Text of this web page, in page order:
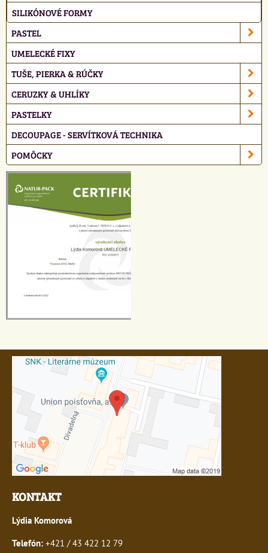
SILIKÓNOVÉ FORMY
PASTEL
UMELECKÉ FIXY
TUŠE, PIERKA & RÚČKY
CERUZKY & UHLÍKY
PASTELKY
DECOUPAGE - SERVÍTKOVÁ TECHNIKA
POMÔCKY
KONTAKT
Lýdia Komorová
Telefón: +421 / 43 422 12 79